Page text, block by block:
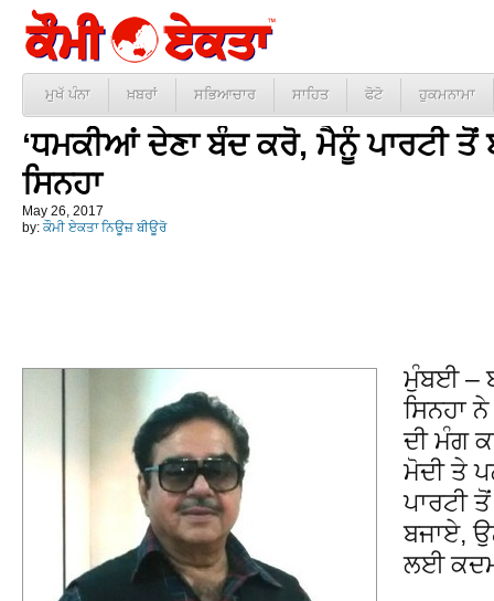
ਮੁਖੱ ਪੰਨਾ ਖ਼ਬਰਾਂ ਸਭਿਆਚਾਰ ਸਾਹਿਤ ਫੋਟੋ ਹੁਕਮਨਾਮਾ
‘ਧਮਕੀਆਂ ਦੇਣਾ ਬੰਦ ਕਰੋ, ਮੈਨੂੰ ਪਾਰਟੀ ਤੋਂ
ਸਿਨਹਾ
May 26, 2017
by: ਕੌਮੀ ਏਕਤਾ ਨਿਊਜ਼ ਬੀਊਰੋ
ਮੁੰਬਈ –
ਸਿਨਹਾ
ਦੀ ਮੰਗ
ਮੋਦੀ ਤੇ
ਪਾਰਟੀ
ਬਜਾਏ,
ਲਈ ਕਦਮ